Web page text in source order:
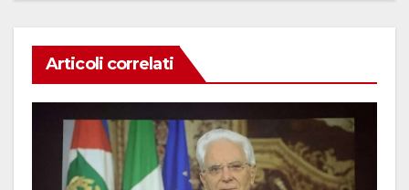
Articoli correlati